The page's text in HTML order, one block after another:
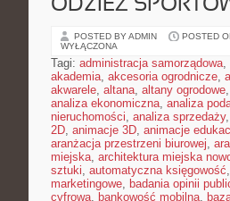
ODZIEŻ
POSTED BY ADMIN POSTED
WYŁĄCZONA
Tagi: administracja samorządowa,
akademia, akcesoria ogrodnicze,
akwarele, altana, altany ogrodowe,
analiza ekonomiczna, analiza
nieruchomości, analiza sprzedaży,
2D, animacje 3D, animacje
aranżacja przestrzeni biurowej,
miejska, architektura miejska
sztuki, automatyczna księgowość,
marketingowe, badania opinii
cyfrowa, bankowość mobilna,